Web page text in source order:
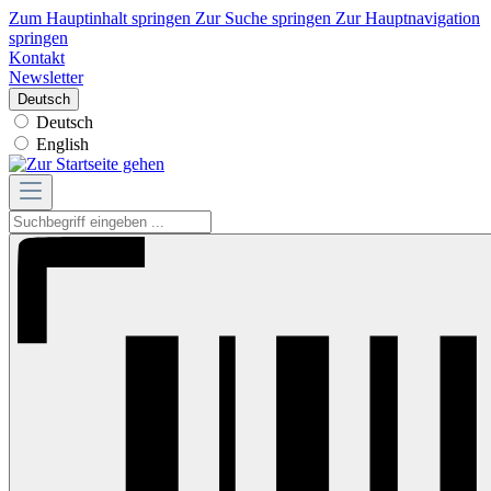
Zum Hauptinhalt springen Zur Suche springen Zur Hauptnavigation
springen
Kontakt
Newsletter
Deutsch
Deutsch
English